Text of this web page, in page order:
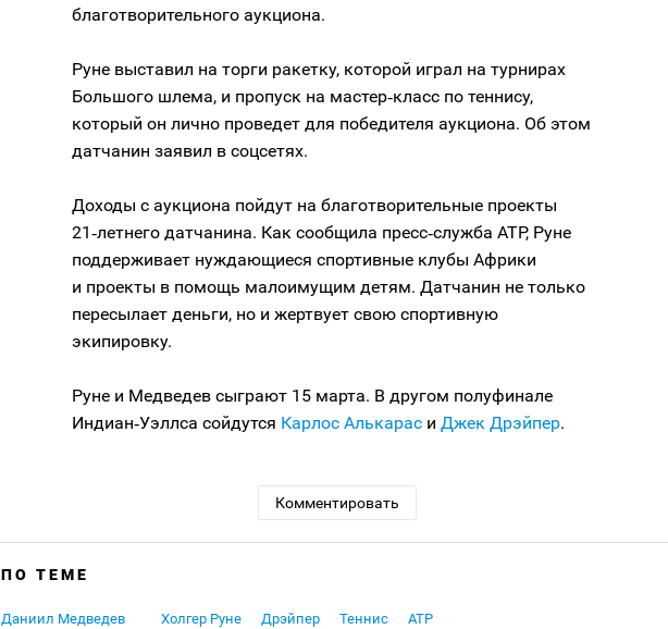
благотворительного аукциона.
Руне выставил на торги ракетку, которой играл на турнирах
Большого шлема, и пропуск на мастер‑класс по теннису,
который он лично проведет для победителя аукциона. Об этом
датчанин заявил в соцсетях.
Доходы с аукциона пойдут на благотворительные проекты
21‑летнего датчанина. Как сообщила пресс‑служба АТР, Руне
поддерживает нуждающиеся спортивные клубы Африки
и проекты в помощь малоимущим детям. Датчанин не только
пересылает деньги, но и жертвует свою спортивную
экипировку.
Руне и Медведев сыграют 15 марта. В другом полуфинале
Индиан‑Уэллса сойдутся Карлос Алькарас и Джек Дрэйпер.
Комментировать
ПО ТЕМЕ
Даниил Медведев Холгер Руне Дрэйпер Теннис ATP